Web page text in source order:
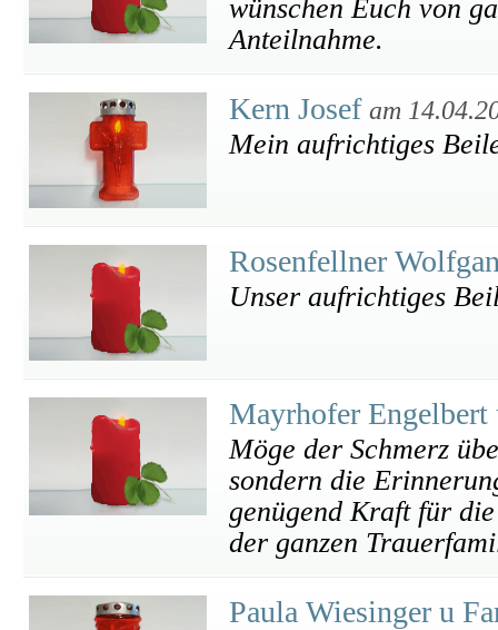
wünschen Euch von
Anteilnahme.
Kern Josef am
Mein aufrichtiges
Rosenfellner
Unser aufrichtiges
Mayrhofer
Möge der Schmerz
sondern die
genügend Kraft für
der ganzen
Paula Wiesinger u